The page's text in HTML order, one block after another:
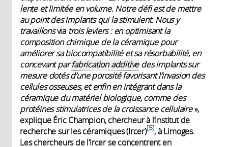
lente et limitée en volume. Notre défi est de mettre
au point des implants qui la stimulent. Nous y
travaillonsvia trois leviers : en optimisant la
composition chimique de la céramique pour
améliorer sa biocompatibilité et sa résorbabilité, en
concevant parfabrication additive des implants sur
mesure dotés d’une porosité favorisant l’invasion des
cellules osseuses, et enfin en intégrant dans la
céramique du matériel biologique, comme des
protéines stimulatrices de la croissance cellulaire»,
explique Éric Champion, chercheur à l’Institut de
recherche sur les céramiques (Ircer) 5 , à Limoges.
Les chercheurs de l’Ircer se concentrent en